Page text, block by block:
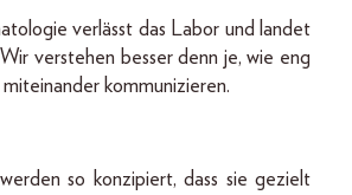
verlässt das Labor und landet
verstehen besser denn je, wie eng
kommunizieren.
so konzipiert, dass sie gezielt